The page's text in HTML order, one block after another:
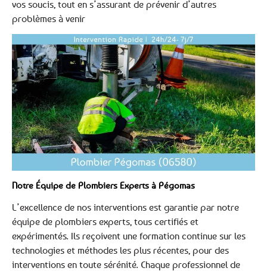
vos soucis, tout en s’assurant de prévenir d’autres
problèmes à venir
Notre Équipe de Plombiers Experts à Pégomas
L’excellence de nos interventions est garantie par notre
équipe de plombiers experts, tous certifiés et
expérimentés. Ils reçoivent une formation continue sur les
technologies et méthodes les plus récentes, pour des
interventions en toute sérénité. Chaque professionnel de